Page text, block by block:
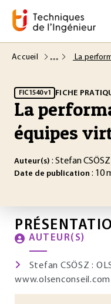
Accueil La
FIC1540 v1 FICHE
La
équipes
Auteur(s) : Stefan CSÖSZ
Date de publication : 10
AUTEUR(S)
Stefan CSÖSZ :
www.olsenconseil.com